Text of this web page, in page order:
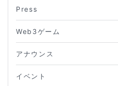
Press
Web3ゲーム
アナウンス
イベント